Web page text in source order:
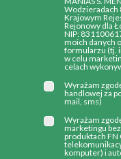
Wodzieradach
Krajowym
Rejonowy dla
NIP:
moich danych
formularzu (tj.
w celu
celach
Wyrażam
handlowej za
mail, sms)
Wyrażam
marketingu
produktach FN
komputer) i